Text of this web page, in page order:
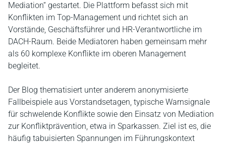
Mediation“ gestartet. Die Plattform befasst sich mit
Konflikten im Top‑Management und richtet sich an
Vorstände, Geschäftsführer und HR‑Verantwortliche im
DACH‑Raum. Beide Mediatoren haben gemeinsam mehr
als 60 komplexe Konflikte im oberen Management
begleitet.
Der Blog thematisiert unter anderem anonymisierte
Fallbeispiele aus Vorstandsetagen, typische Warnsignale
für schwelende Konflikte sowie den Einsatz von Mediation
zur Konfliktprävention, etwa in Sparkassen. Ziel ist es, die
häufig tabuisierten Spannungen im Führungskontext